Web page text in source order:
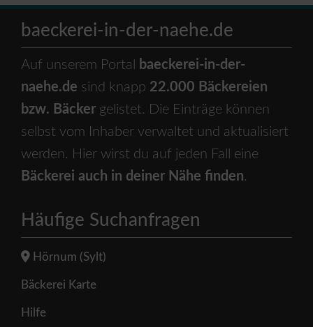
baeckerei-in-der-naehe.de
Auf unserem Portal
baeckerei-in-der-
naehe.de sind knapp 22.000 Bäckereien
bzw. Bäcker gelistet. Die Einträge können
selbst vom Inhaber verwaltet und aktualisiert
werden. Hier wirst du auf jeden Fall eine
Bäckerei auch in deiner Nähe finden.
Häufige Suchanfragen
Hörnum (Sylt)
Bäckerei Karte
Hilfe